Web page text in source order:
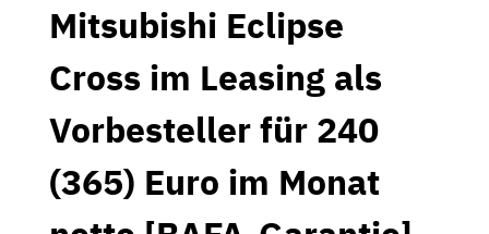
Mitsubishi Eclipse
Cross im Leasing als
Vorbesteller für 240
(365) Euro im Monat